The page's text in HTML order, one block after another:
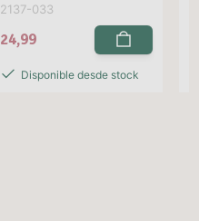
2137-033
24,99
Disponible desde stock